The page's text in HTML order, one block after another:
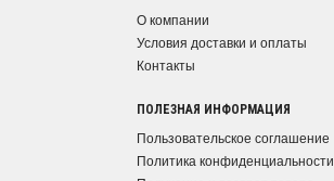
О компании
Условия доставки и оплаты
Контакты
ПОЛЕЗНАЯ ИНФОРМАЦИЯ
Пользовательское соглашение
Политика конфиденциальности